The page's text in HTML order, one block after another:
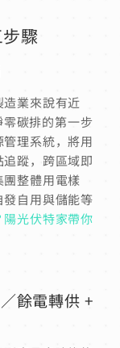
驟
業來說有近
碳排的第一步
理系統，將用
蹤，跨區域即
整體用電樣
自用與儲能等
光伏特家帶你
餘電轉供 +